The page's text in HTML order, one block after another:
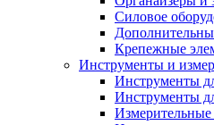
Силовое
Крепежные
Инструменты и
Инструменты
Инструменты